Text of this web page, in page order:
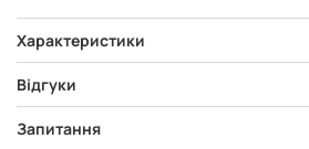
Характеристики
Відгуки
Запитання